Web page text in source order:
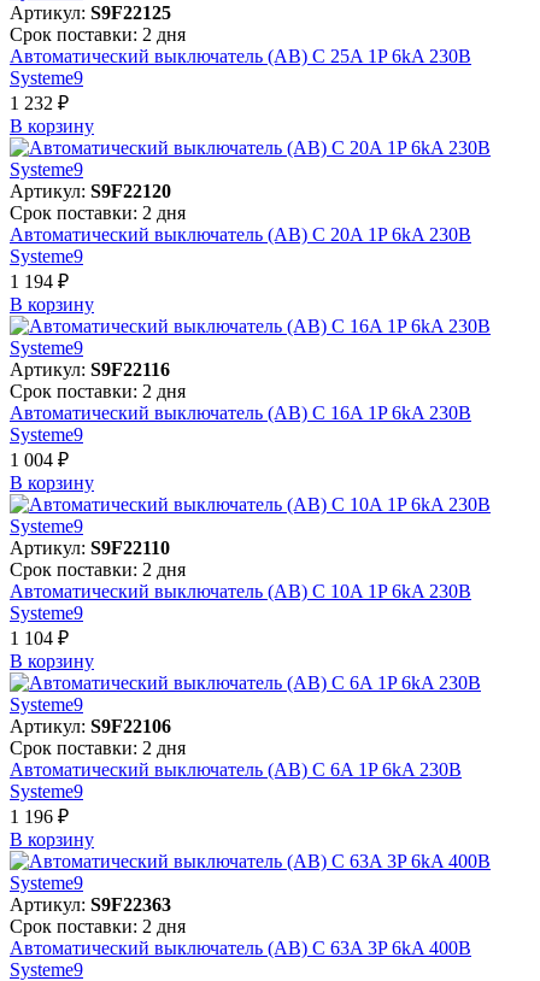
Артикул: S9F22125
Срок поставки: 2 дня
Автоматический выключатель (АВ) C 25A 1P 6kA 230В
Systeme9
1 232 ₽
В корзинy
Артикул: S9F22120
Срок поставки: 2 дня
Автоматический выключатель (АВ) C 20A 1P 6kA 230В
Systeme9
1 194 ₽
В корзинy
Артикул: S9F22116
Срок поставки: 2 дня
Автоматический выключатель (АВ) C 16A 1P 6kA 230В
Systeme9
1 004 ₽
В корзинy
Артикул: S9F22110
Срок поставки: 2 дня
Автоматический выключатель (АВ) C 10A 1P 6kA 230В
Systeme9
1 104 ₽
В корзинy
Артикул: S9F22106
Срок поставки: 2 дня
Автоматический выключатель (АВ) C 6A 1P 6kA 230В
Systeme9
1 196 ₽
В корзинy
Артикул: S9F22363
Срок поставки: 2 дня
Автоматический выключатель (АВ) C 63A 3P 6kA 400В
Systeme9